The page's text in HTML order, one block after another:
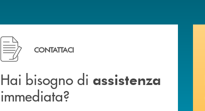
Hai bisogno di assistenza immediata?
CONTATTACI
Hai bisogno di assistenza
immediata?